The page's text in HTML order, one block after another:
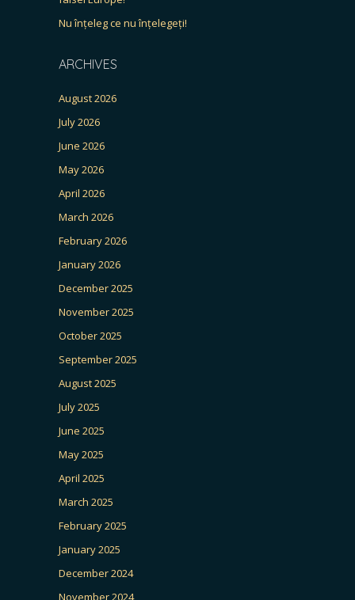
Nu înțeleg ce nu înțelegeți!
ARCHIVES
August 2026
July 2026
June 2026
May 2026
April 2026
March 2026
February 2026
January 2026
December 2025
November 2025
October 2025
September 2025
August 2025
July 2025
June 2025
May 2025
April 2025
March 2025
February 2025
January 2025
December 2024
November 2024